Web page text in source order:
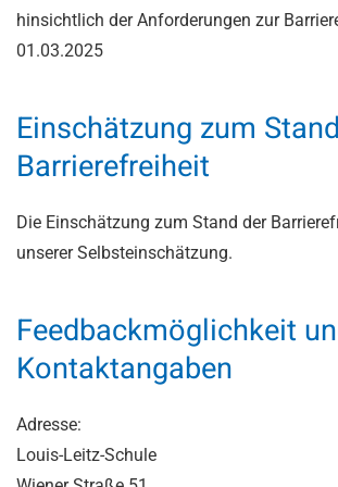
hinsichtlich der Anforderungen zur
01.03.2025
Einschätzung zum
Barrierefreiheit
Die Einschätzung zum Stand der
unserer Selbsteinschätzung.
Feedbackmöglichkeit
Kontaktangaben
Adresse:
Louis-Leitz-Schule